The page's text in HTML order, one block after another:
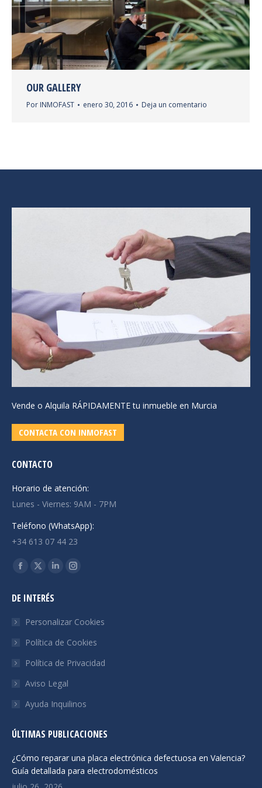
OUR GALLERY
Por INMOFAST enero 30, 2016 Deja un comentario
Vende o Alquila RÁPIDAMENTE tu inmueble en Murcia
CONTACTA CON INMOFAST
CONTACTO
Horario de atención:
Lunes - Viernes: 9AM - 7PM
Teléfono (WhatsApp):
+34 613 07 44 23
Encuéntranos en:
Facebook
opens
window
X
opens
in
window
Linkedin
in
window
Instagram
in
window
DE INTERÉS
Personalizar Cookies
Política de Cookies
Política de Privacidad
Aviso Legal
Ayuda Inquilinos
ÚLTIMAS PUBLICACIONES
¿Cómo reparar una placa electrónica defectuosa en Valencia?
Guía detallada para electrodomésticos